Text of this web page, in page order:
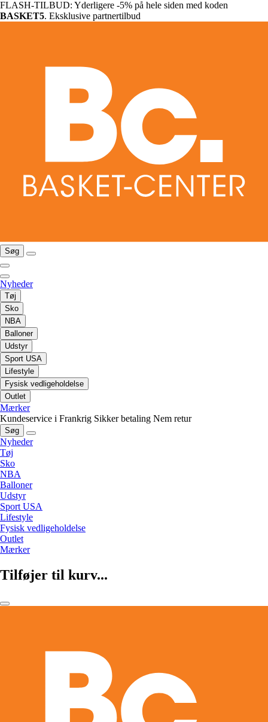
FLASH-TILBUD: Yderligere -5% på hele siden med koden
BASKET5. Eksklusive partnertilbud
Søg
Nyheder
Tøj
Sko
NBA
Balloner
Udstyr
Sport USA
Lifestyle
Fysisk vedligeholdelse
Outlet
Mærker
Kundeservice i Frankrig Sikker betaling Nem retur
Søg
Nyheder
Tøj
Sko
NBA
Balloner
Udstyr
Sport USA
Lifestyle
Fysisk vedligeholdelse
Outlet
Mærker
Tilføjer til kurv...